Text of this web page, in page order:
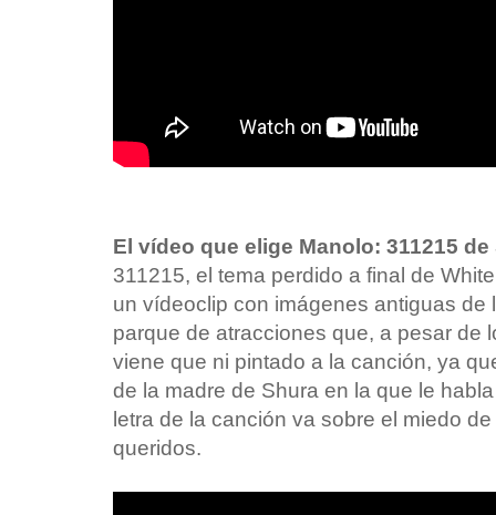
El vídeo que elige Manolo: 311215 de
311215, el tema perdido a final de
un vídeoclip con imágenes antiguas de
parque de atracciones que, a pesar de
viene que ni pintado a la canción, ya
de la madre de Shura en la que le
letra de la canción va sobre el miedo
queridos.